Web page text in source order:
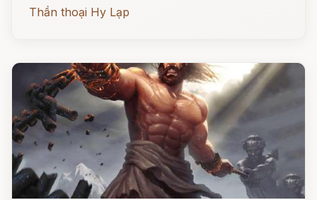
Thần thoại Hy Lạp